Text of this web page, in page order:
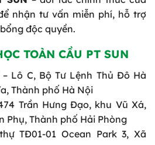
nhận tư vấn miễn phí, hỗ trợ
độc quyền.
TOÀN CẦU PT SUN
Lô C, Bộ Tư Lệnh Thủ Đô Hà
Thành phố Hà Nội
Trần Hưng Đạo, khu Vũ Xá,
Phụ, Thành phố Hải Phòng
TĐ01-01 Ocean Park 3, Xã